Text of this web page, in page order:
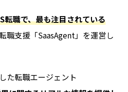
転職で、最も注目されている
職支援「SaasAgent」を運営し
た転職エージェント